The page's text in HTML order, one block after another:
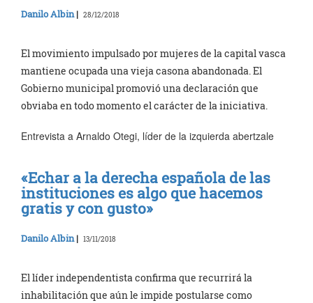
Danilo Albin| 28/12/2018
El movimiento impulsado por mujeres de la capital vasca
mantiene ocupada una vieja casona abandonada. El
Gobierno municipal promovió una declaración que
obviaba en todo momento el carácter de la iniciativa.
Entrevista a Arnaldo Otegi, líder de la izquierda abertzale
«Echar a la derecha española de las
instituciones es algo que hacemos
gratis y con gusto»
Danilo Albin| 13/11/2018
El líder independentista confirma que recurrirá la
inhabilitación que aún le impide postularse como